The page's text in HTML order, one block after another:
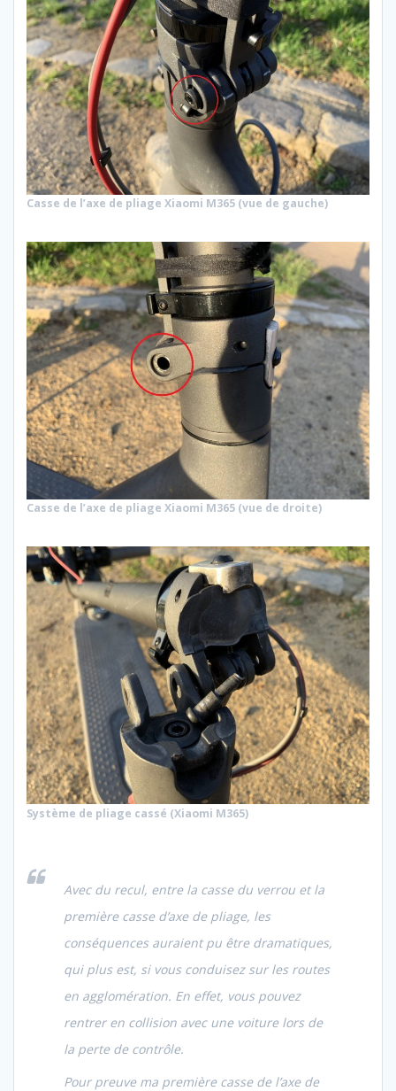
Casse de l’axe de pliage Xiaomi M365 (vue de gauche)
Casse de l’axe de pliage Xiaomi M365 (vue de droite)
Système de pliage cassé (Xiaomi M365)
Avec du recul, entre la casse du verrou et la
première casse d’axe de pliage, les
conséquences auraient pu être dramatiques,
qui plus est, si vous conduisez sur les routes
en agglomération. En effet, vous pouvez
rentrer en collision avec une voiture lors de
la perte de contrôle.
Pour preuve ma première casse de l’axe de